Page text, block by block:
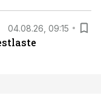
04.08.26, 09:15